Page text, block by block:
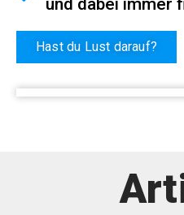
Hast du Lust darauf?